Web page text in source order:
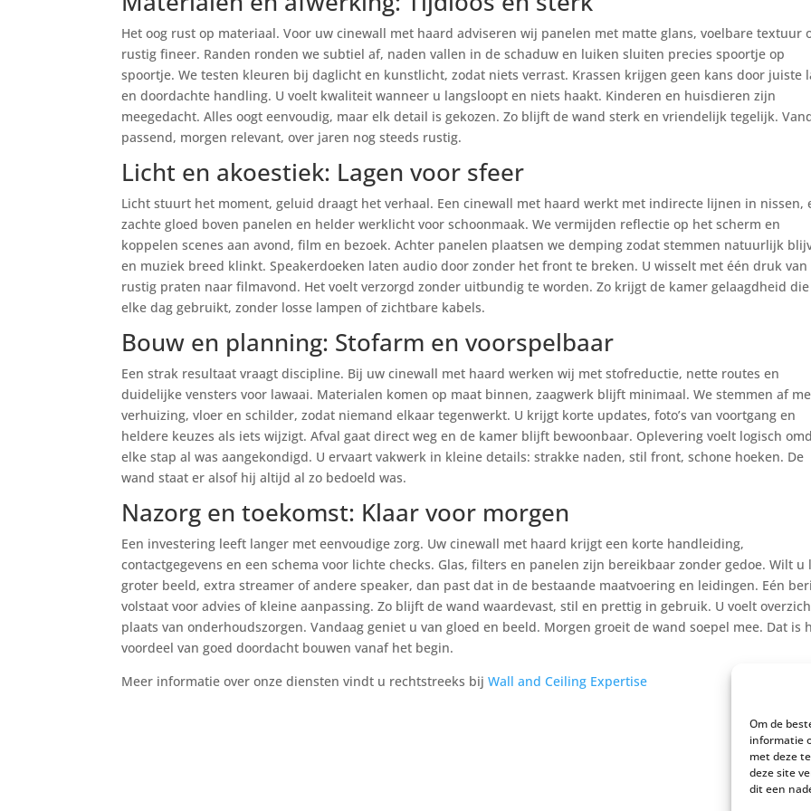
Om de
informatie
met deze
deze site
dit een
Het oog rust op materiaal. Voor uw cinewall met haard adviseren wij panelen met matte glans, voelbare textuur
rustig fineer. Randen ronden we subtiel af, naden vallen in de schaduw en luiken sluiten precies spoortje op
spoortje. We testen kleuren bij daglicht en kunstlicht, zodat niets verrast. Krassen krijgen geen kans door juiste
en doordachte handling. U voelt kwaliteit wanneer u langsloopt en niets haakt. Kinderen en huisdieren zijn
meegedacht. Alles oogt eenvoudig, maar elk detail is gekozen. Zo blijft de wand sterk en vriendelijk tegelijk.
passend, morgen relevant, over jaren nog steeds rustig.
Licht en akoestiek: Lagen voor sfeer
Licht stuurt het moment, geluid draagt het verhaal. Een cinewall met haard werkt met indirecte lijnen in nissen,
zachte gloed boven panelen en helder werklicht voor schoonmaak. We vermijden reflectie op het scherm en
koppelen scenes aan avond, film en bezoek. Achter panelen plaatsen we demping zodat stemmen natuurlijk
en muziek breed klinkt. Speakerdoeken laten audio door zonder het front te breken. U wisselt met één druk van
rustig praten naar filmavond. Het voelt verzorgd zonder uitbundig te worden. Zo krijgt de kamer gelaagdheid
elke dag gebruikt, zonder losse lampen of zichtbare kabels.
Bouw en planning: Stofarm en voorspelbaar
Een strak resultaat vraagt discipline. Bij uw cinewall met haard werken wij met stofreductie, nette routes en
duidelijke vensters voor lawaai. Materialen komen op maat binnen, zaagwerk blijft minimaal. We stemmen af
verhuizing, vloer en schilder, zodat niemand elkaar tegenwerkt. U krijgt korte updates, foto’s van voortgang en
heldere keuzes als iets wijzigt. Afval gaat direct weg en de kamer blijft bewoonbaar. Oplevering voelt logisch
elke stap al was aangekondigd. U ervaart vakwerk in kleine details: strakke naden, stil front, schone hoeken. De
wand staat er alsof hij altijd al zo bedoeld was.
Nazorg en toekomst: Klaar voor morgen
Een investering leeft langer met eenvoudige zorg. Uw cinewall met haard krijgt een korte handleiding,
contactgegevens en een schema voor lichte checks. Glas, filters en panelen zijn bereikbaar zonder gedoe. Wilt u
groter beeld, extra streamer of andere speaker, dan past dat in de bestaande maatvoering en leidingen. Eén
volstaat voor advies of kleine aanpassing. Zo blijft de wand waardevast, stil en prettig in gebruik. U voelt
plaats van onderhoudszorgen. Vandaag geniet u van gloed en beeld. Morgen groeit de wand soepel mee. Dat is
voordeel van goed doordacht bouwen vanaf het begin.
Meer informatie over onze diensten vindt u rechtstreeks bijWall and Ceiling Expertise